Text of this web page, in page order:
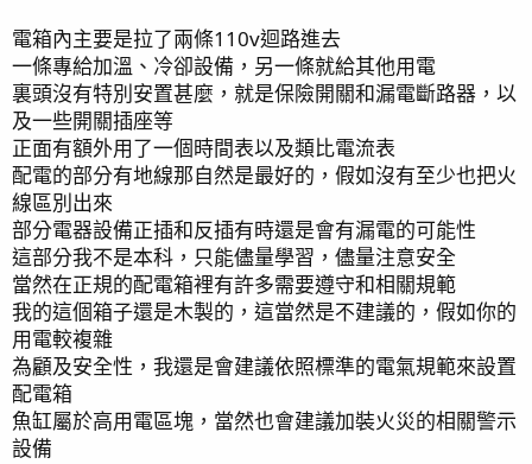
電箱內主要是拉了兩條110v迴路進去
一條專給加溫、冷卻設備，另一條就給其他用電
裏頭沒有特別安置甚麼，就是保險開關和漏電斷路器，以
及一些開關插座等
正面有額外用了一個時間表以及類比電流表
配電的部分有地線那自然是最好的，假如沒有至少也把火
線區別出來
部分電器設備正插和反插有時還是會有漏電的可能性
這部分我不是本科，只能儘量學習，儘量注意安全
當然在正規的配電箱裡有許多需要遵守和相關規範
我的這個箱子還是木製的，這當然是不建議的，假如你的
用電較複雜
為顧及安全性，我還是會建議依照標準的電氣規範來設置
配電箱
魚缸屬於高用電區塊，當然也會建議加裝火災的相關警示
設備